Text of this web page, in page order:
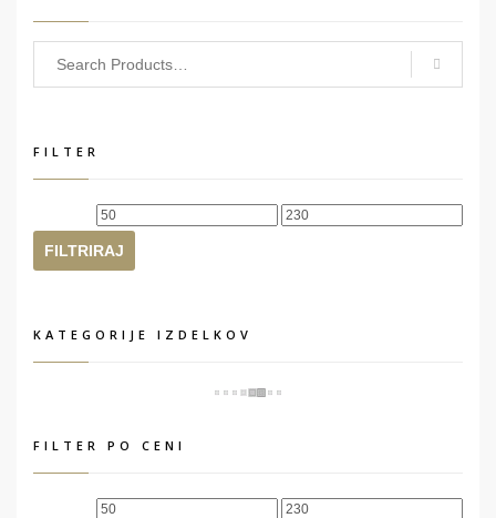
FILTER
Min
cena
Max
FILTRIRAJ
KATEGORIJE IZDELKOV
FILTER PO CENI
Min
Max